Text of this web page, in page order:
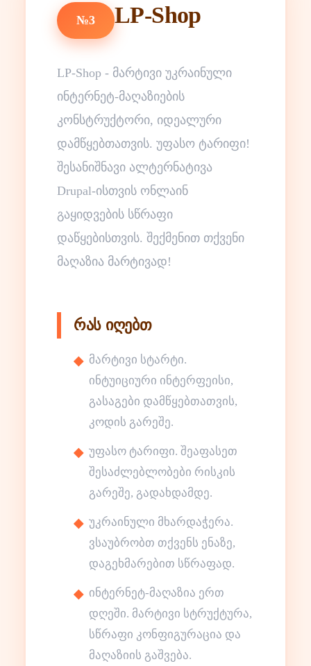
№3 LP-Shop
LP-Shop - მარტივი უკრაინული
ინტერნეტ-მაღაზიების
კონსტრუქტორი, იდეალური
დამწყებთათვის. უფასო ტარიფი!
შესანიშნავი ალტერნატივა
Drupal-ისთვის ონლაინ
გაყიდვების სწრაფი
დაწყებისთვის. შექმენით თქვენი
მაღაზია მარტივად!
რას იღებთ
მარტივი სტარტი.
ინტუიციური ინტერფეისი,
გასაგები დამწყებთათვის,
კოდის გარეშე.
უფასო ტარიფი. შეაფასეთ
შესაძლებლობები რისკის
გარეშე, გადახდამდე.
უკრაინული მხარდაჭერა.
ვსაუბრობთ თქვენს ენაზე,
დაგეხმარებით სწრაფად.
ინტერნეტ-მაღაზია ერთ
დღეში. მარტივი სტრუქტურა,
სწრაფი კონფიგურაცია და
მაღაზიის გაშვება.